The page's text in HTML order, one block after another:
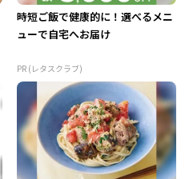
時短ご飯で健康的に！選べるメニ
ューで自宅へお届け
PR (レタスクラブ)